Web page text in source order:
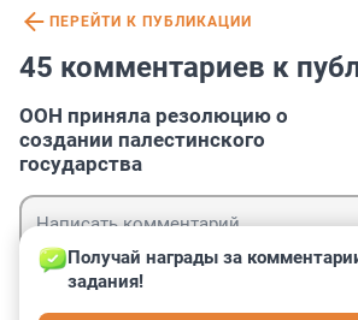
ПЕРЕЙТИ К ПУБЛИКАЦИИ
45 комментариев к
ООН приняла резолюцию о
создании палестинского
государства
Получай награды за
задания!